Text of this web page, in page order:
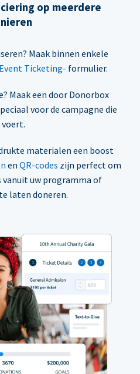
op meerdere
Maak binnen enkele
Event Ticketing- formulier.
Maak een door Donorbox
voor de campagne die
voert.
materialen een boost
en QR-codes zijn perfect om
uw programma of
laten doneren.